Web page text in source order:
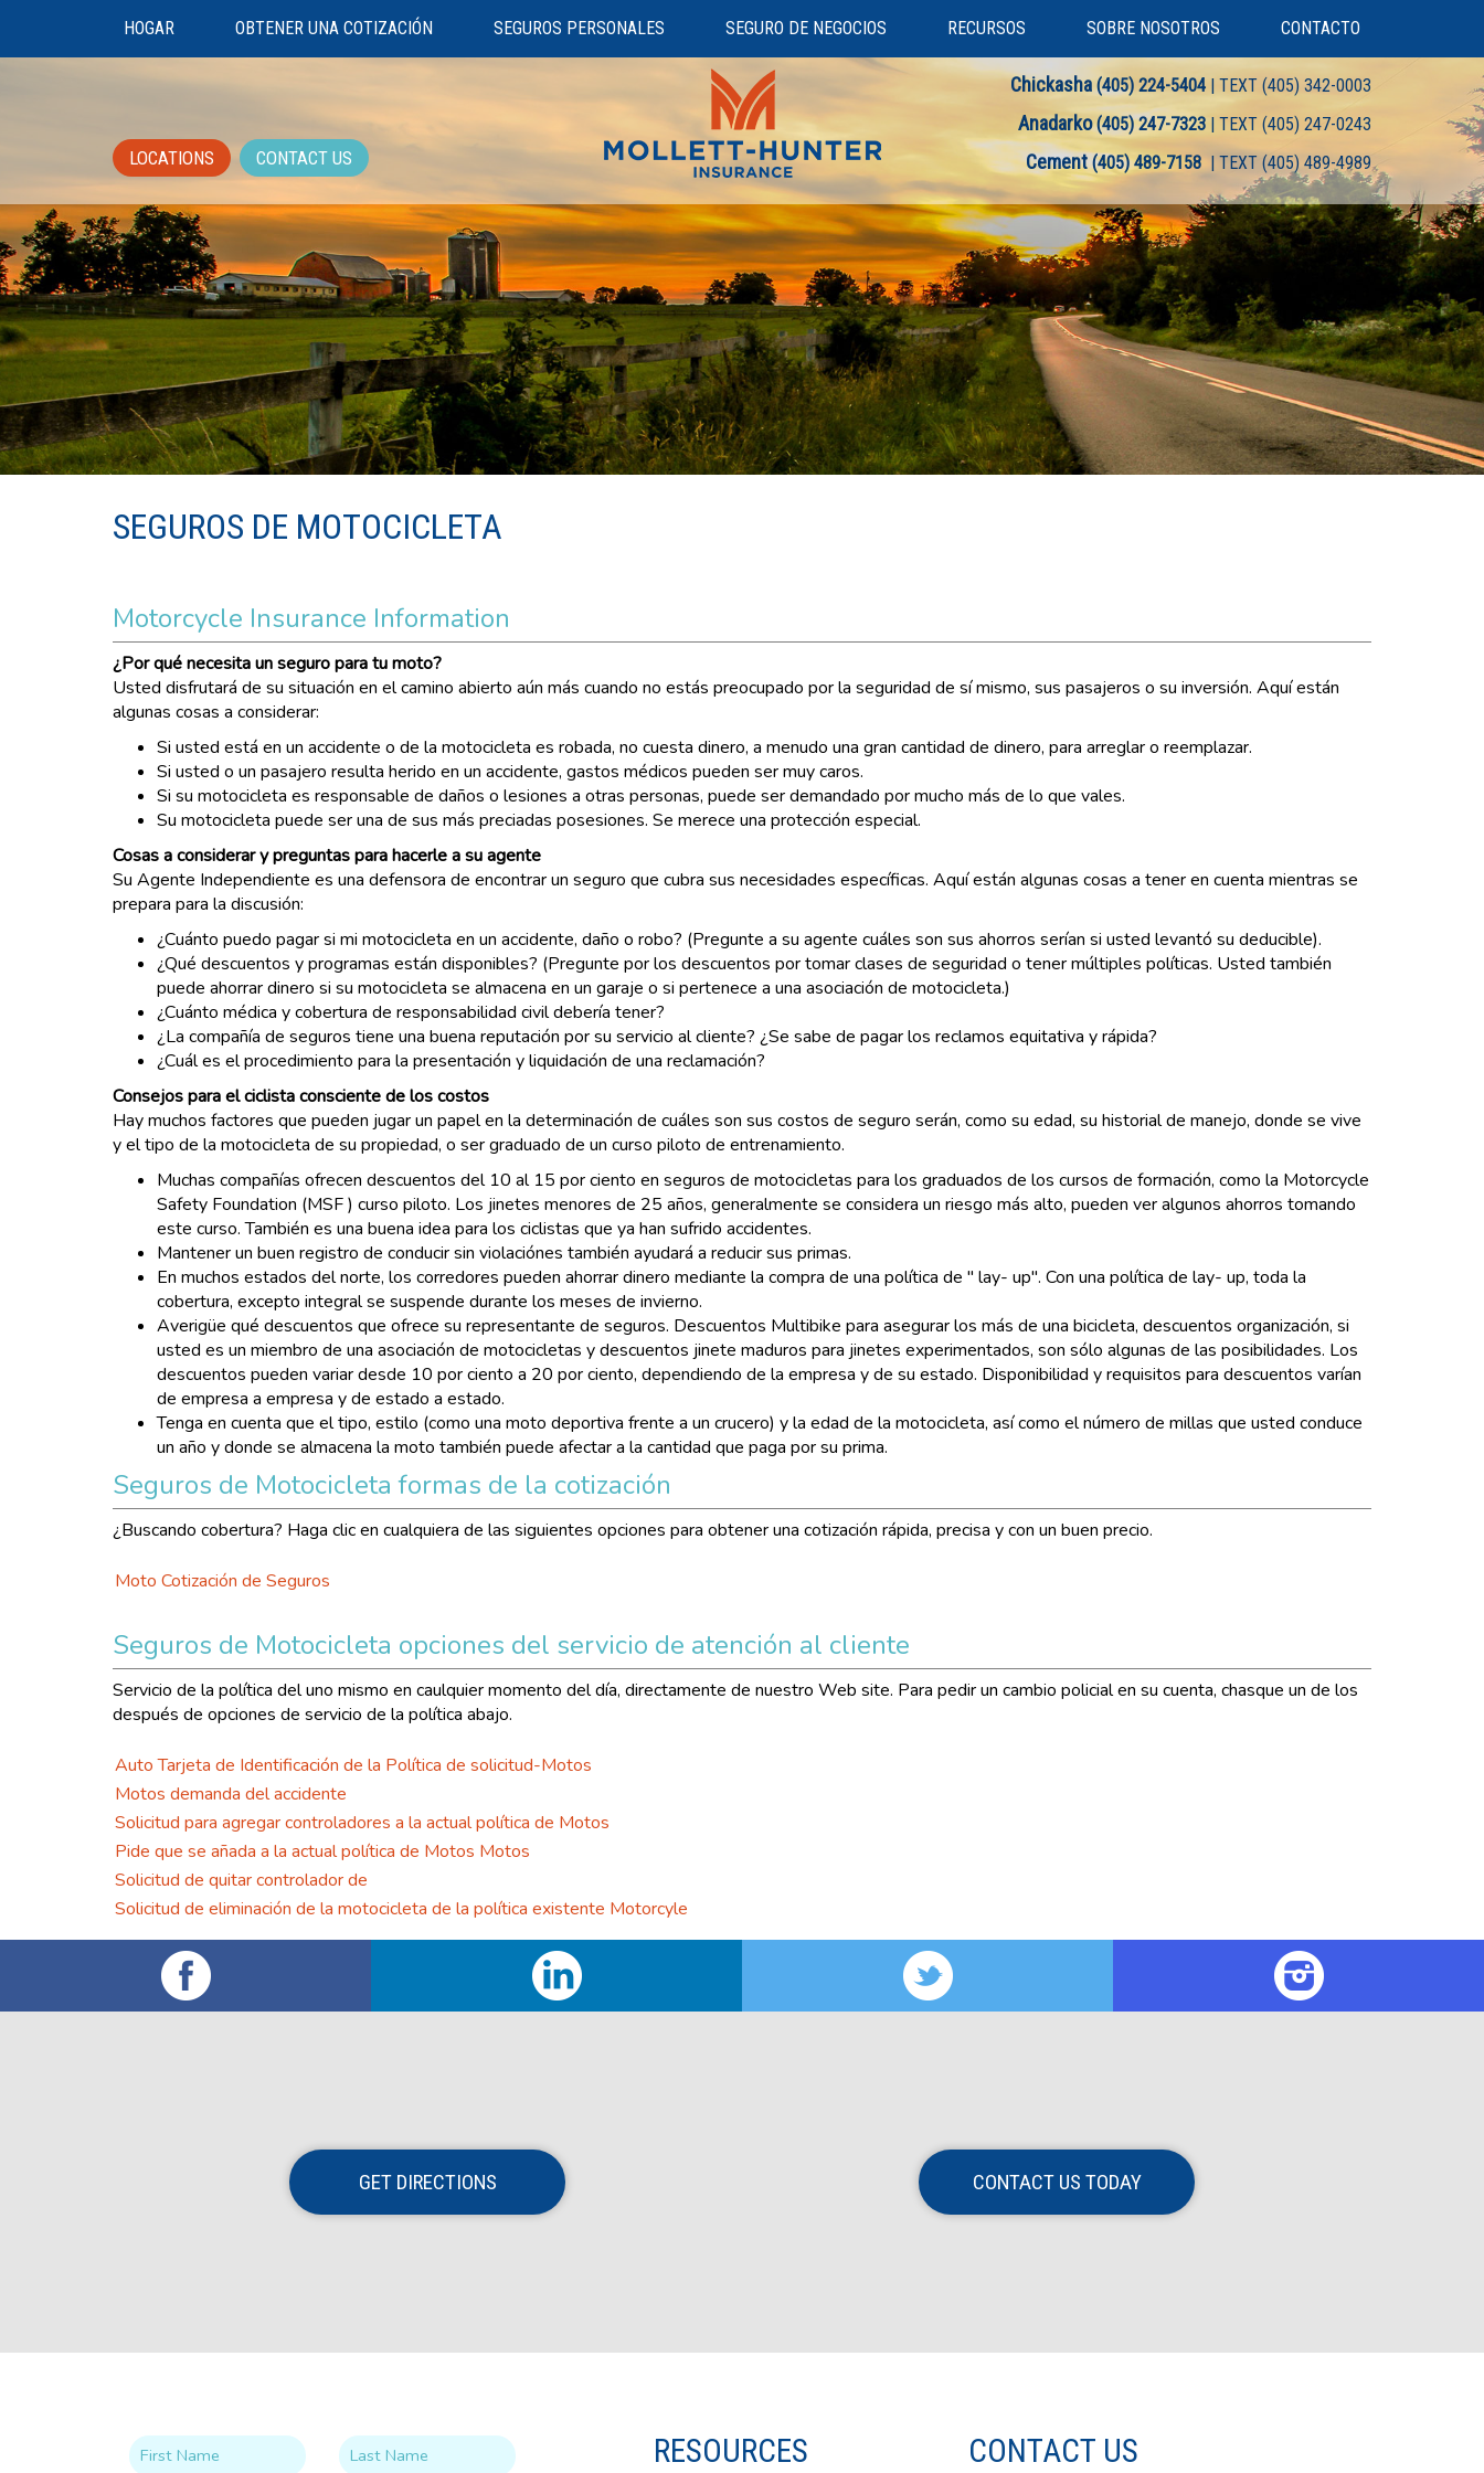
HOGAR OBTENER UNA COTIZACIÓN SEGUROS PERSONALES SEGURO DE NEGOCIOS RECURSOS SOBRE NOSOTROS CONTACTO
LOCATIONS CONTACT US
Chickasha (405) 224-5404 | TEXT (405) 342-0003
Anadarko (405) 247-7323 | TEXT (405) 247-0243
Cement (405) 489-7158 | TEXT (405) 489-4989
SEGUROS DE MOTOCICLETA
Motorcycle Insurance Information
¿Por qué necesita un seguro para tu moto?
Usted disfrutará de su situación en el camino abierto aún más cuando no estás preocupado por la seguridad de sí mismo, sus pasajeros o su inversión. Aquí están
algunas cosas a considerar:
Si usted está en un accidente o de la motocicleta es robada, no cuesta dinero, a menudo una gran cantidad de dinero, para arreglar o reemplazar.
Si usted o un pasajero resulta herido en un accidente, gastos médicos pueden ser muy caros.
Si su motocicleta es responsable de daños o lesiones a otras personas, puede ser demandado por mucho más de lo que vales.
Su motocicleta puede ser una de sus más preciadas posesiones. Se merece una protección especial.
Cosas a considerar y preguntas para hacerle a su agente
Su Agente Independiente es una defensora de encontrar un seguro que cubra sus necesidades específicas. Aquí están algunas cosas a tener en cuenta mientras se
prepara para la discusión:
¿Cuánto puedo pagar si mi motocicleta en un accidente, daño o robo? (Pregunte a su agente cuáles son sus ahorros serían si usted levantó su deducible).
¿Qué descuentos y programas están disponibles? (Pregunte por los descuentos por tomar clases de seguridad o tener múltiples políticas. Usted también
puede ahorrar dinero si su motocicleta se almacena en un garaje o si pertenece a una asociación de motocicleta.)
¿Cuánto médica y cobertura de responsabilidad civil debería tener?
¿La compañía de seguros tiene una buena reputación por su servicio al cliente? ¿Se sabe de pagar los reclamos equitativa y rápida?
¿Cuál es el procedimiento para la presentación y liquidación de una reclamación?
Consejos para el ciclista consciente de los costos
Hay muchos factores que pueden jugar un papel en la determinación de cuáles son sus costos de seguro serán, como su edad, su historial de manejo, donde se vive
y el tipo de la motocicleta de su propiedad, o ser graduado de un curso piloto de entrenamiento.
Muchas compañías ofrecen descuentos del 10 al 15 por ciento en seguros de motocicletas para los graduados de los cursos de formación, como la Motorcycle
Safety Foundation (MSF ) curso piloto. Los jinetes menores de 25 años, generalmente se considera un riesgo más alto, pueden ver algunos ahorros tomando
este curso. También es una buena idea para los ciclistas que ya han sufrido accidentes.
Mantener un buen registro de conducir sin violaciónes también ayudará a reducir sus primas.
En muchos estados del norte, los corredores pueden ahorrar dinero mediante la compra de una política de " lay- up". Con una política de lay- up, toda la
cobertura, excepto integral se suspende durante los meses de invierno.
Averigüe qué descuentos que ofrece su representante de seguros. Descuentos Multibike para asegurar los más de una bicicleta, descuentos organización, si
usted es un miembro de una asociación de motocicletas y descuentos jinete maduros para jinetes experimentados, son sólo algunas de las posibilidades. Los
descuentos pueden variar desde 10 por ciento a 20 por ciento, dependiendo de la empresa y de su estado. Disponibilidad y requisitos para descuentos varían
de empresa a empresa y de estado a estado.
Tenga en cuenta que el tipo, estilo (como una moto deportiva frente a un crucero) y la edad de la motocicleta, así como el número de millas que usted conduce
un año y donde se almacena la moto también puede afectar a la cantidad que paga por su prima.
Seguros de Motocicleta formas de la cotización
¿Buscando cobertura? Haga clic en cualquiera de las siguientes opciones para obtener una cotización rápida, precisa y con un buen precio.
Moto Cotización de Seguros
Seguros de Motocicleta opciones del servicio de atención al cliente
Servicio de la política del uno mismo en caulquier momento del día, directamente de nuestro Web site. Para pedir un cambio policial en su cuenta, chasque un de los
después de opciones de servicio de la política abajo.
Auto Tarjeta de Identificación de la Política de solicitud-Motos
Motos demanda del accidente
Solicitud para agregar controladores a la actual política de Motos
Pide que se añada a la actual política de Motos Motos
Solicitud de quitar controlador de
Solicitud de eliminación de la motocicleta de la política existente Motorcyle
GET DIRECTIONS CONTACT US TODAY
RESOURCES CONTACT US